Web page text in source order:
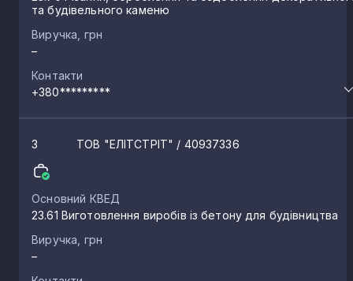
та будівельного каменю
Виручка, грн
–
Контакти
+380*********
3 ТОВ "ЕЛІТСТРІТ" / 40937336
Основний КВЕД
23.61 Виготовлення виробів із бетону для будівництва
Виручка, грн
–